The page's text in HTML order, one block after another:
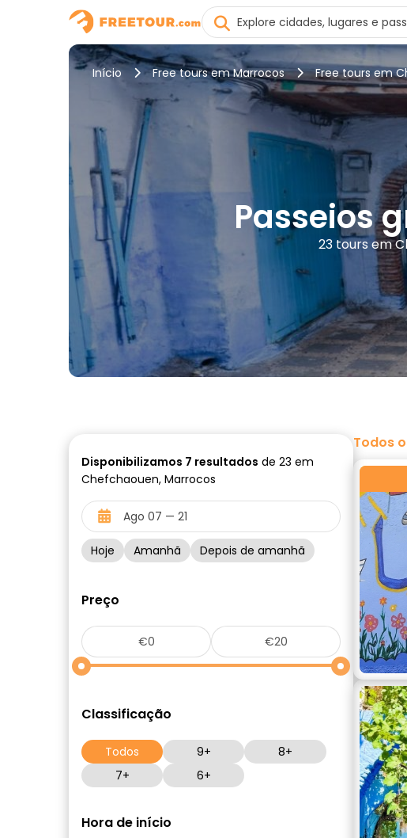
Início Free tours em Marrocos Free tours em
Passeios
23 tours em
Disponibilizamos 7 resultados de 23 em
Chefchaouen, Marrocos
Hoje Amanhã Depois de amanhã
Preço
Classificação
Todos 9+
8+
7+
6+
Hora de início
Todos